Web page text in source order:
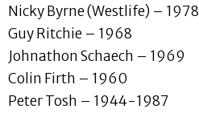
Nicky Byrne (Westlife) – 1978
Guy Ritchie – 1968
Johnathon Schaech – 1969
Colin Firth – 1960
Peter Tosh – 1944-1987